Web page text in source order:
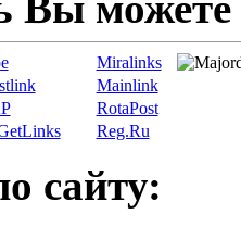
Miralinks
Mainlink
RotaPost
Reg.Ru
сайту: